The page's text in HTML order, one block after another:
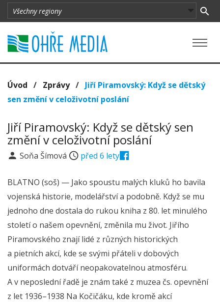
Úvod / Zprávy/ Jiří Piramovský: Když se dětský
sen změní v celoživotní poslání
Jiří Piramovský: Když se dětský sen
změní v celoživotní poslání
Soňa Šímová před 6 lety
BLATNO (soš) — Jako spoustu malých kluků ho bavila
vojenská historie, modelářství a podobně. Když se mu
jednoho dne dostala do rukou kniha z 80. let minulého
století o našem opevnění, změnila mu život. Jiřího
Piramovského znají lidé z různých historických
a pietních akcí, kde se svými přáteli v dobových
uniformách dotváří neopakovatelnou atmosféru.
A v neposlední řadě je znám také z muzea čs. opevnění
z let 1936–1938 Na Kočičáku, kde kromě akcí